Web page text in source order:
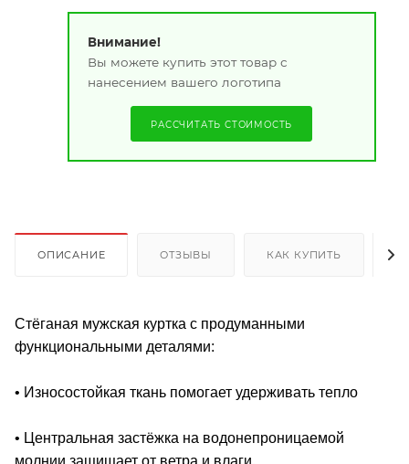
Внимание!
Вы можете купить этот товар с
нанесением вашего логотипа
РАССЧИТАТЬ СТОИМОСТЬ
ОПИСАНИЕ ОТЗЫВЫ КАК КУПИТЬ
Стёганая мужская куртка с продуманными
функциональными деталями:
• Износостойкая ткань помогает удерживать тепло
• Центральная застёжка на водонепроницаемой
молнии защищает от ветра и влаги.